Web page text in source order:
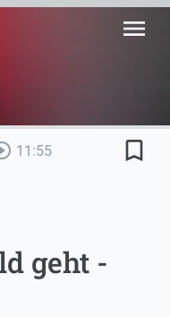
menu
11:55
bookmark_border
geht -